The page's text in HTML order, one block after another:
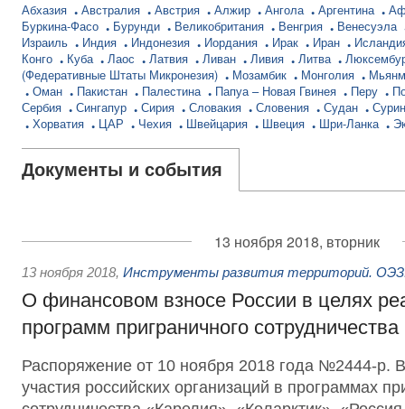
Абхазия Австралия Австрия Алжир Ангола Аргентина
Буркина-Фасо
Бурунди Великобритания Венгрия
Венесуэла
Израиль
Индия Индонезия Иордания Ирак Иран
Конго
Куба Лаос Латвия Ливан Ливия Литва
(Федеративные Штаты Микронезия)
Мозамбик Монголия
Оман
Пакистан Палестина Папуа – Новая Гвинея Перу
Сербия
Сингапур Сирия Словакия Словения Судан
Хорватия
ЦАР Чехия Швейцария Швеция Шри-Ланка
Документы и события
13 ноября 2018, вторник
13 ноября 2018, Инструменты развития территорий.
О финансовом взносе России в целях
программ приграничного сотрудничества
Распоряжение от 10 ноября 2018 года №2444-р.
участия российских организаций в программах